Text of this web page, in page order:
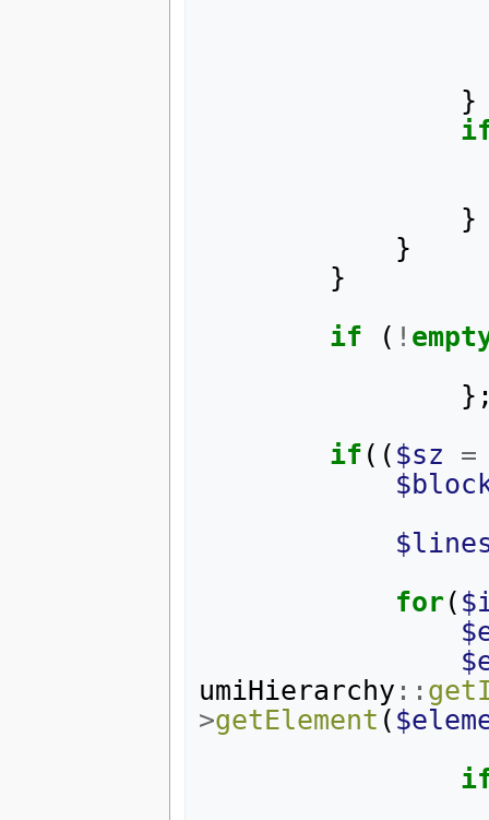
}
}
}
}
if
( !
if (( $sz
=
for (
umiHierarchy ::
>getElement (